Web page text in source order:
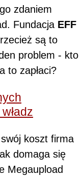
zdaniem
Fundacja EFF
są to
problem - kto
to zapłaci?
koszt firma
domaga się
Megaupload